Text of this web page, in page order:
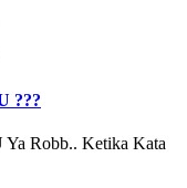
???
Robb.. Ketika Kata